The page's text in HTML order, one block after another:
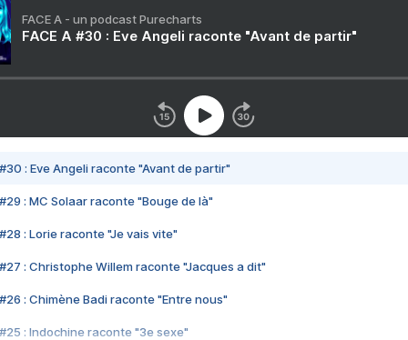
FACE A - un podcast Purecharts
FACE A #30 : Eve Angeli raconte "Avant de partir"
#30 : Eve Angeli raconte "Avant de partir"
#29 : MC Solaar raconte "Bouge de là"
#28 : Lorie raconte "Je vais vite"
#27 : Christophe Willem raconte "Jacques a dit"
#26 : Chimène Badi raconte "Entre nous"
#25 : Indochine raconte "3e sexe"